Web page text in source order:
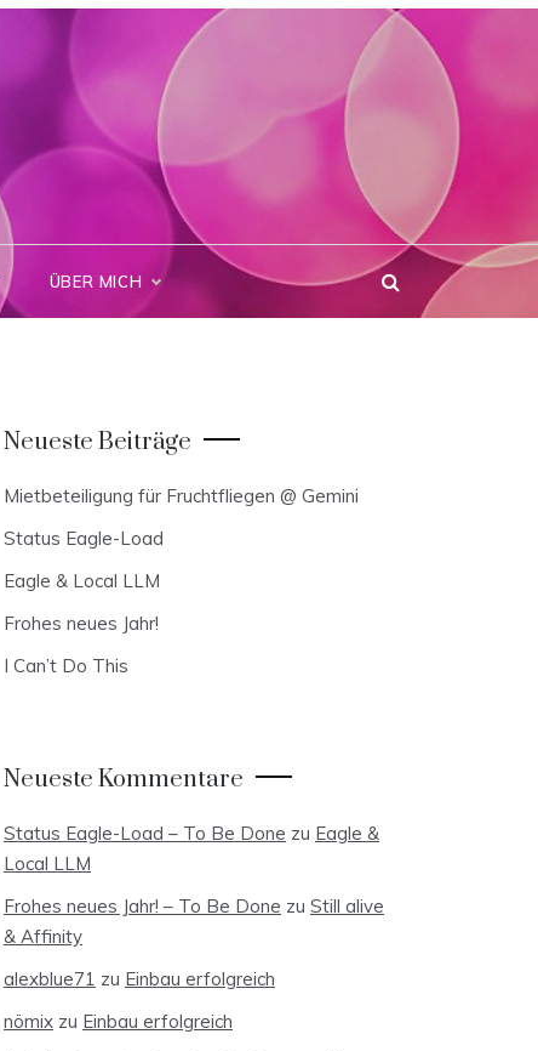
ÜBER MICH
Neueste Beiträge
Mietbeteiligung für Fruchtfliegen @ Gemini
Status Eagle-Load
Eagle & Local LLM
Frohes neues Jahr!
I Can’t Do This
Neueste Kommentare
Status Eagle-Load – To Be Done zu Eagle &
Local LLM
Frohes neues Jahr! – To Be Done zu Still alive
& Affinity
alexblue71 zu Einbau erfolgreich
nömix zu Einbau erfolgreich